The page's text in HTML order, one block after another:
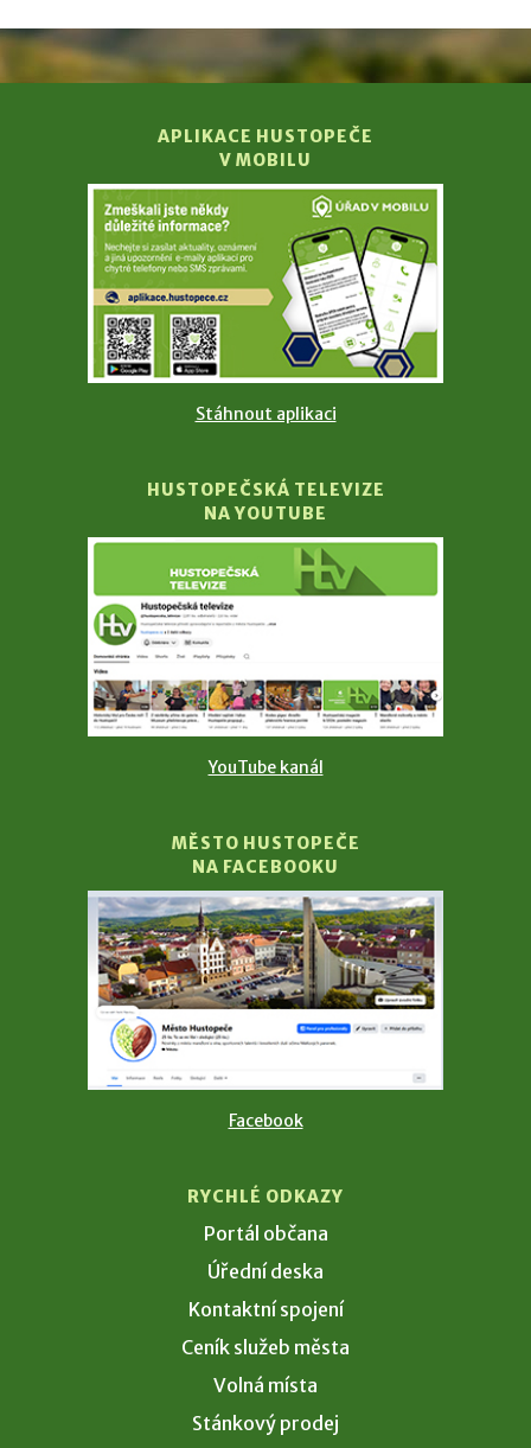
APLIKACE HUSTOPEČE
V MOBILU
Stáhnout aplikaci
HUSTOPEČSKÁ TELEVIZE
NA YOUTUBE
YouTube kanál
MĚSTO HUSTOPEČE
NA FACEBOOKU
Facebook
RYCHLÉ ODKAZY
Portál občana
Úřední deska
Kontaktní spojení
Ceník služeb města
Volná místa
Stánkový prodej